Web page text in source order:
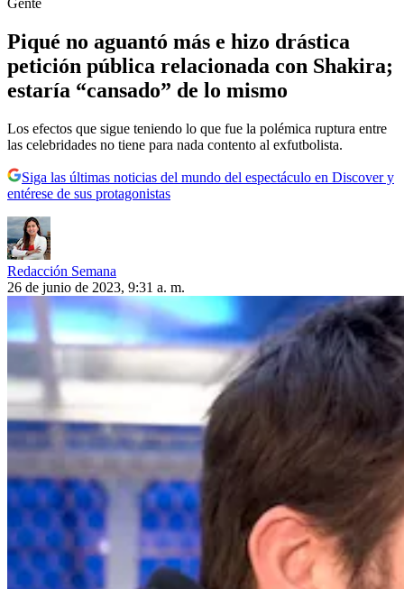
Piqué no aguantó más e hizo drástica
petición pública relacionada con Shakira;
estaría “cansado” de lo mismo
Los efectos que sigue teniendo lo que fue la polémica ruptura entre
las celebridades no tiene para nada contento al exfutbolista.
Siga las últimas noticias del mundo del espectáculo en Discover y
entérese de sus protagonistas
Redacción Semana
26 de junio de 2023, 9:31 a. m.